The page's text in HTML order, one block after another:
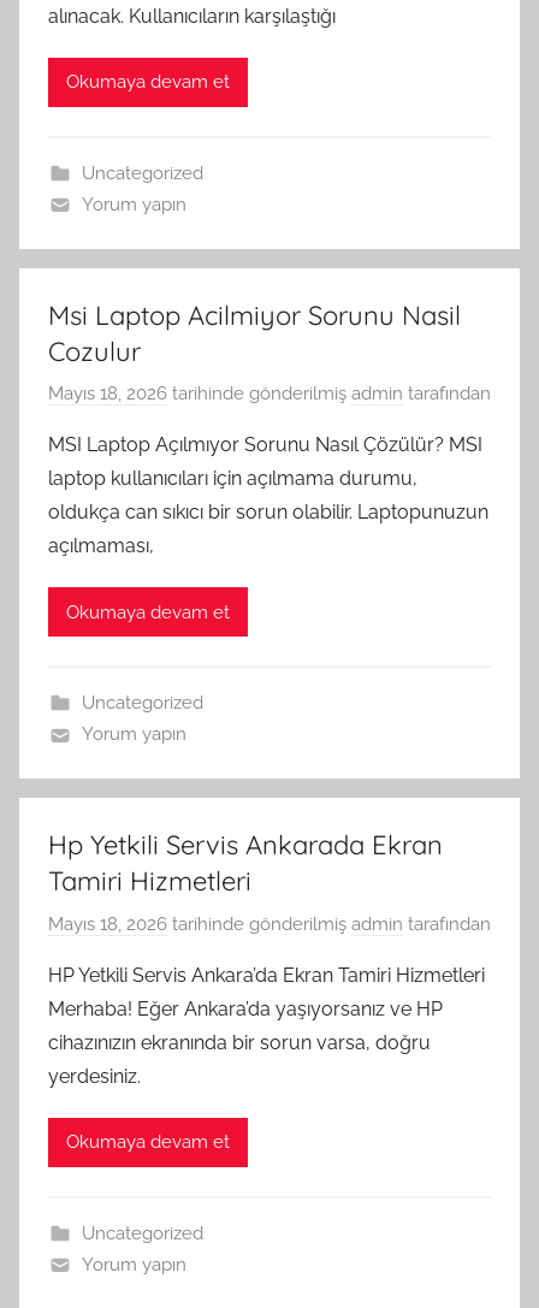
alınacak. Kullanıcıların karşılaştığı
Okumaya devam et
Uncategorized
Yorum yapın
Msi Laptop Acilmiyor Sorunu Nasil
Cozulur
Mayıs 18, 2026 tarihinde gönderilmiş admin tarafından
MSI Laptop Açılmıyor Sorunu Nasıl Çözülür? MSI
laptop kullanıcıları için açılmama durumu,
oldukça can sıkıcı bir sorun olabilir. Laptopunuzun
açılmaması,
Okumaya devam et
Uncategorized
Yorum yapın
Hp Yetkili Servis Ankarada Ekran
Tamiri Hizmetleri
Mayıs 18, 2026 tarihinde gönderilmiş admin tarafından
HP Yetkili Servis Ankara’da Ekran Tamiri Hizmetleri
Merhaba! Eğer Ankara’da yaşıyorsanız ve HP
cihazınızın ekranında bir sorun varsa, doğru
yerdesiniz.
Okumaya devam et
Uncategorized
Yorum yapın